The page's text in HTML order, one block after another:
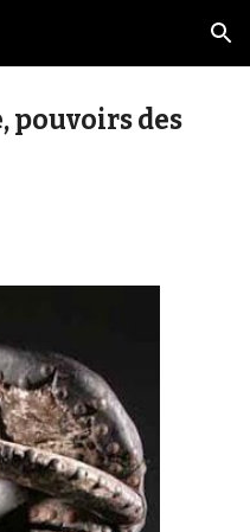
Skip to navigation
pouvoirs des